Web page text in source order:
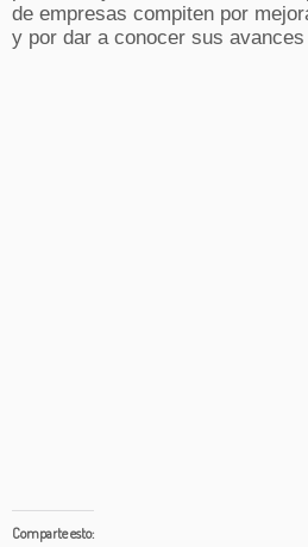
de empresas compiten por
y por dar a conocer sus
Comparte esto: